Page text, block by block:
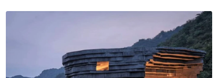
RM3,500 - RM5,000
RM8,001 - RM12,000
RM12,001 - RM16,000
Lebih daripada RM16,000
Tidak rela berkata